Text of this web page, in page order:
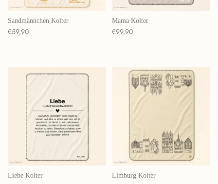
Sandmännchen Kolter
Normaler Preis
€59,90
Mama Kolter
Normaler Preis
€99,90
Liebe Kolter Limburg Kolter